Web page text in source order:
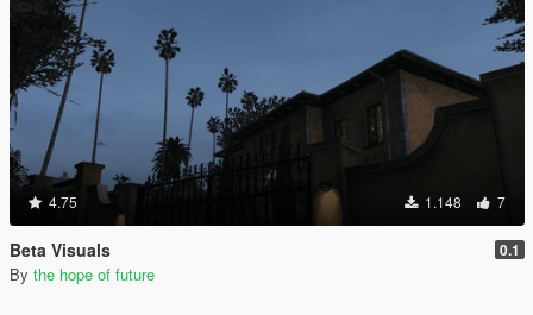
4.75 1.148 7
Beta Visuals 0.1
By the hope of future